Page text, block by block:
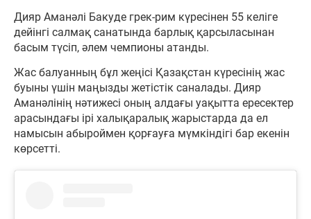
Дияр Аманәлі Бакуде грек-рим күресінен 55 келіге
дейінгі салмақ санатында барлық қарсыласынан
басым түсіп, әлем чемпионы атанды.
Жас балуанның бұл жеңісі Қазақстан күресінің жас
буыны үшін маңызды жетістік саналады. Дияр
Аманәлінің нәтижесі оның алдағы уақытта ересектер
арасындағы ірі халықаралық жарыстарда да ел
намысын абыроймен қорғауға мүмкіндігі бар екенін
көрсетті.